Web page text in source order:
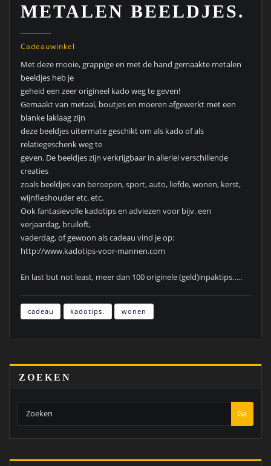
METALEN BEELDJES.
Cadeauwinkel
Met deze mooie, grappige en met de hand gemaakte metalen
beeldjes heb je
geheid een zeer origineel kado weg te geven!
Gemaakt van metaal, boutjes en moeren afgewerkt met een
blanke laklaag zijn
deze beeldjes uitermate geschikt om als kado of als
relatiegeschenk weg te
geven. De beeldjes zijn verkrijgbaar in allerlei verschillende
creaties
zoals beeldjes van beroepen, sport, auto, liefde, wonen, kerst,
wijnfleshouder etc. etc.
Ook fantasievolle kadotips en adviezen voor bijv. een
verjaardag, bruiloft,
vaderdag, of gewoon als cadeau vind je op:
http://www.kadotips-voor-mannen.com
En last but not least, meer dan 100 originele (geld)inpaktips…..
cadeau kadotips. wonen
ZOEKEN
Ga